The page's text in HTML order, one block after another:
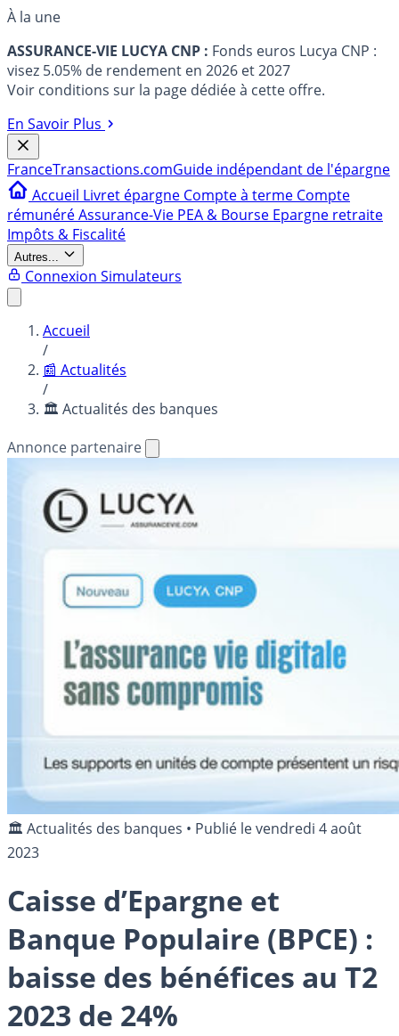
À la une
ASSURANCE-VIE LUCYA CNP : Fonds euros Lucya CNP :
visez 5.05% de rendement en 2026 et 2027
Voir conditions sur la page dédiée à cette offre.
En Savoir Plus
FranceTransactions.comGuide indépendant de l'épargne
Accueil Livret épargne Compte à terme Compte
rémunéréAssurance-Vie PEA & Bourse Epargne retraite
Impôts & Fiscalité
Autres...
Connexion Simulateurs
Accueil
/
📰 Actualités
/
🏛️ Actualités des banques
Annonce partenaire
🏛️ Actualités des banques • Publié levendredi 4 août
2023
Caisse d’Epargne et
Banque Populaire (BPCE) :
baisse des bénéfices au T2
2023 de 24%